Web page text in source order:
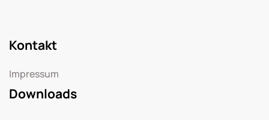
Kontakt
Impressum
Downloads